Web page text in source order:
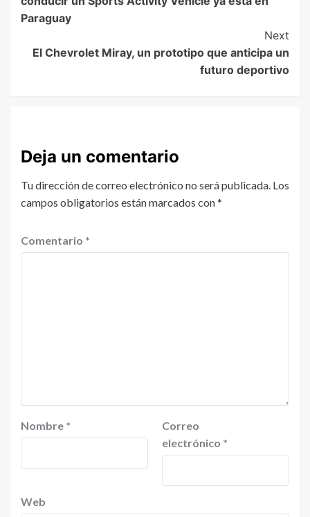
Paraguay
Next
El Chevrolet Miray, un prototipo que anticipa un
futuro deportivo
Deja un comentario
Tu dirección de correo electrónico no será publicada. Los
campos obligatorios están marcados con*
Comentario *
Nombre *
Correo
electrónico *
Web